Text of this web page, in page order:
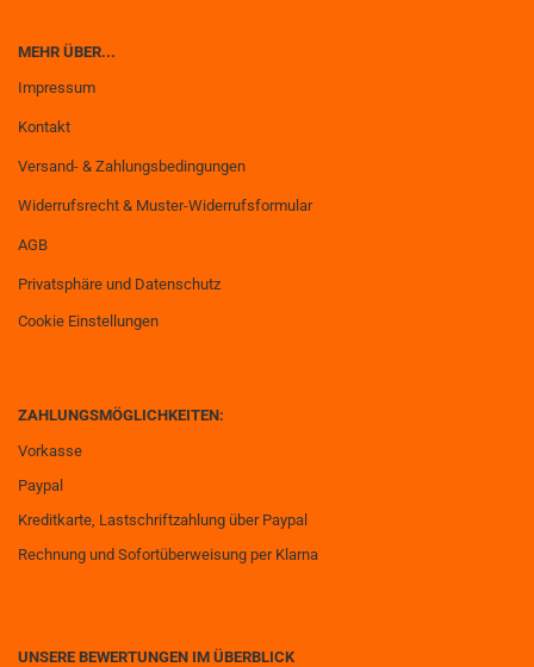
MEHR ÜBER...
Impressum
Kontakt
Versand- & Zahlungsbedingungen
Widerrufsrecht & Muster-Widerrufsformular
AGB
Privatsphäre und Datenschutz
Cookie Einstellungen
ZAHLUNGSMÖGLICHKEITEN:
Vorkasse
Paypal
Kreditkarte, Lastschriftzahlung über Paypal
Rechnung und Sofortüberweisung per Klarna
UNSERE BEWERTUNGEN IM ÜBERBLICK